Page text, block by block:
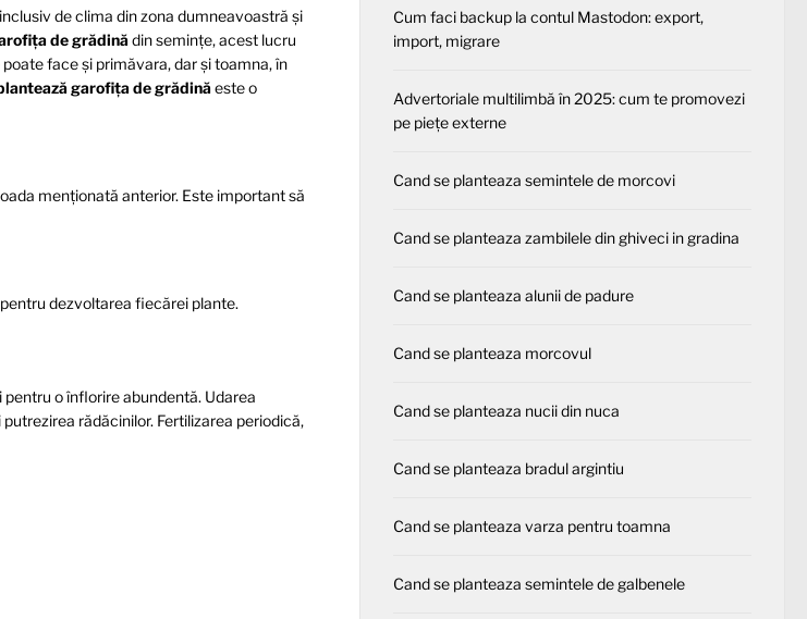
de clima din zona dumneavoastră și
de grădinădin semințe, acest lucru
face și primăvara, dar și toamna, în
garofița de grădinăeste o
menționată anterior. Este important să
dezvoltarea fiecărei plante.
o înflorire abundentă. Udarea
rădăcinilor. Fertilizarea periodică,
Cum faci backup la contul Mastodon: export,
import, migrare
Advertoriale multilimbă în 2025: cum te promovezi
pe piețe externe
Cand se planteaza semintele de morcovi
Cand se planteaza zambilele din ghiveci in gradina
Cand se planteaza alunii de padure
Cand se planteaza morcovul
Cand se planteaza nucii din nuca
Cand se planteaza bradul argintiu
Cand se planteaza varza pentru toamna
Cand se planteaza semintele de galbenele